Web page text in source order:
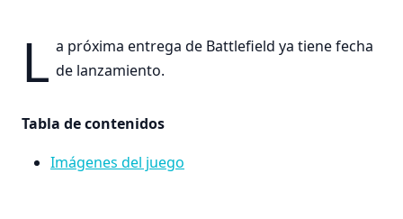
L a próxima entrega de Battlefield ya tiene fecha
de lanzamiento.
Tabla de contenidos
Imágenes del juego